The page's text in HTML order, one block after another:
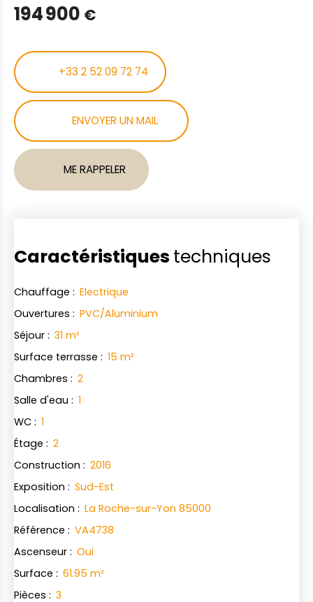
194 900 €
+33 2 52 09 72 74
ENVOYER UN MAIL
ME RAPPELER
Caractéristiques techniques
Chauffage : Electrique
Ouvertures : PVC/Aluminium
Séjour : 31 m²
Surface terrasse : 15 m²
Chambres : 2
Salle d'eau : 1
WC : 1
Étage : 2
Construction : 2016
Exposition : Sud-Est
Localisation : La Roche-sur-Yon 85000
Référence : VA4738
Ascenseur : Oui
Surface : 61.95 m²
Pièces : 3